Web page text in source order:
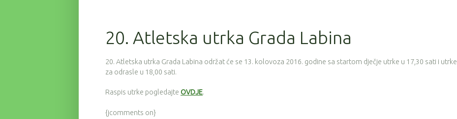
20. Atletska utrka Grada Labina
20. Atletska utrka Grada Labina održat će se 13. kolovoza 2016. godine sa startom dječje utrke u 17,30 sati i utrke
za odrasle u 18,00 sati.
Raspis utrke pogledajte OVDJE.
{jcomments on}